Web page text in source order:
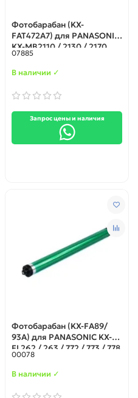
Фотобарабан (KX-
FAT472A7) для PANASONIC
KX-MB2110 / 2130 / 2170
07885
В наличии ✓
Запрос цены и наличия
Фотобарабан (KX-FA89/
93A) для PANASONIC KX-
FL262 / 263 / 772 / 773 / 778
/ 783 / 403 / 402
00078
В наличии ✓